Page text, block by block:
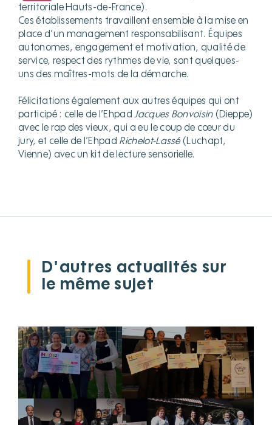
territoriale Hauts-de-France).
Ces établissements travaillent ensemble à la mise en
place d’un management responsabilisant. Équipes
autonomes, engagement et motivation, qualité de
service, respect des rythmes de vie, sont quelques-
uns des maîtres-mots de la démarche.
Félicitations également aux autres équipes qui ont
participé : celle de l’EhpadJacques Bonvoisin(Dieppe)
avec le rap des vieux, qui a eu le coup de cœur du
jury, et celle de l’Ehpad Richelot-Lassé(Luchapt,
Vienne) avec un kit de lecture sensorielle.
D'autres actualités sur
le même sujet